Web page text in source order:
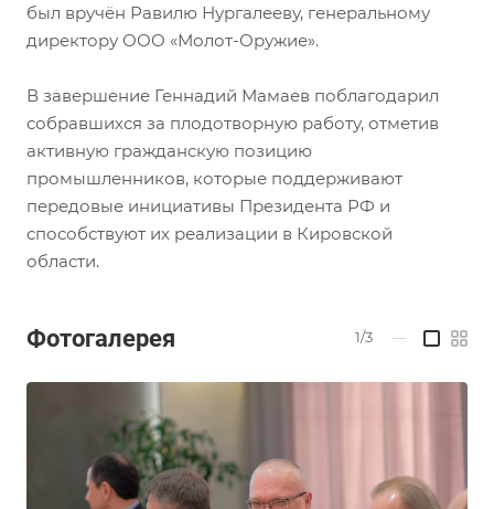
был вручён Равилю Нургалееву, генеральному
директору ООО «Молот-Оружие».
В завершение Геннадий Мамаев поблагодарил
собравшихся за плодотворную работу, отметив
активную гражданскую позицию
промышленников, которые поддерживают
передовые инициативы Президента РФ и
способствуют их реализации в Кировской
области.
Фотогалерея 1/3 —